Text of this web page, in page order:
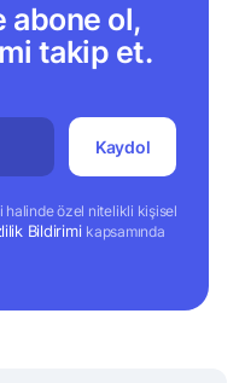
abone ol,
takip et.
Kaydol
halinde özel nitelikli kişisel
Bildirimi kapsamında